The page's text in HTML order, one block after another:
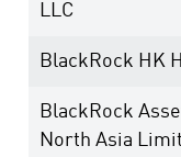
LLC
BlackRock HK
BlackRock
North Asia